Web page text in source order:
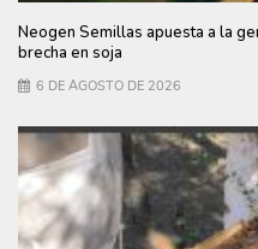
Neogen Semillas apuesta a la
brecha en soja
6 DE AGOSTO DE 2026